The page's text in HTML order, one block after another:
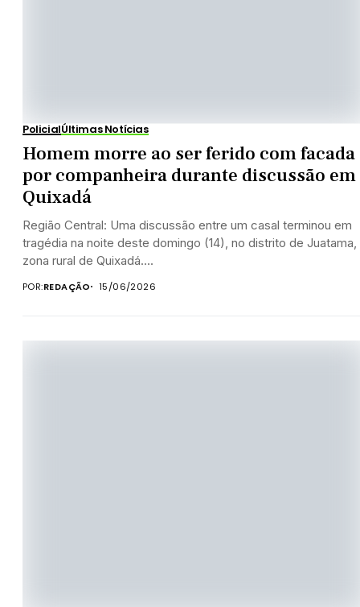
PolicialÚltimas Notícias
Homem morre ao ser ferido com facada
por companheira durante discussão em
Quixadá
Região Central: Uma discussão entre um casal terminou em
tragédia na noite deste domingo (14), no distrito de Juatama,
zona rural de Quixadá....
POR:REDAÇÃO 15/06/2026